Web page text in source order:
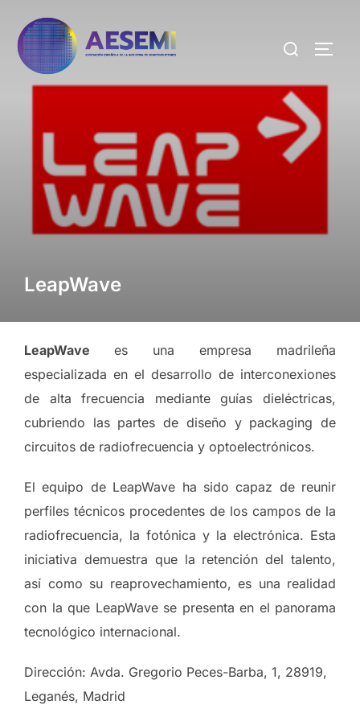
LeapWave
LeapWave es una empresa madrileña
especializada en el desarrollo de interconexiones
de alta frecuencia mediante guías dieléctricas,
cubriendo las partes de diseño y packaging de
circuitos de radiofrecuencia y optoelectrónicos.
El equipo de LeapWave ha sido capaz de reunir
perfiles técnicos procedentes de los campos de la
radiofrecuencia, la fotónica y la electrónica. Esta
iniciativa demuestra que la retención del talento,
así como su reaprovechamiento, es una realidad
con la que LeapWave se presenta en el panorama
tecnológico internacional.
Dirección: Avda. Gregorio Peces-Barba, 1, 28919,
Leganés, Madrid